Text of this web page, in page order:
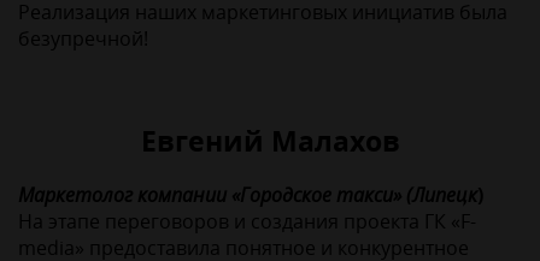
Реализация наших маркетинговых инициатив была
безупречной!
Евгений Малахов
Маркетолог компании «Городское такси» (Липецк)
На этапе переговоров и создания проекта ГК «F-
media» предоставила понятное и конкурентное